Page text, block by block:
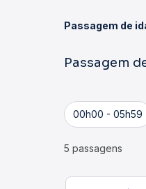
Passagem de
Passagem
00h00 - 05h59
5 passagens